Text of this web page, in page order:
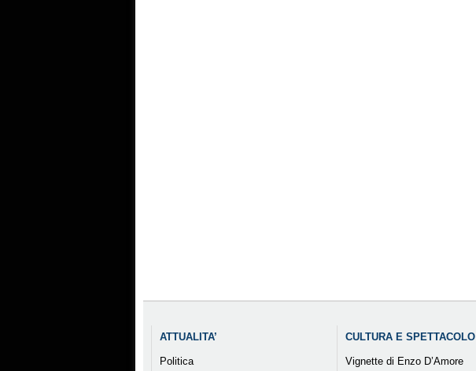
ATTUALITA’
Politica
CULTURA E SPETTACOLO
Vignette di Enzo D’Amore